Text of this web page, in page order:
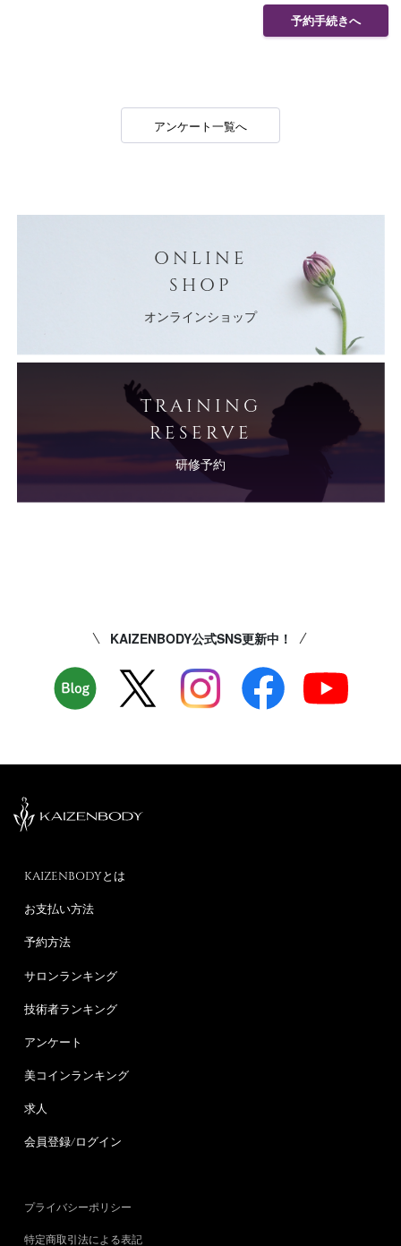
予約手続きへ
アンケート一覧へ
ONLINE
SHOP
オンラインショップ
TRAINING
RESERVE
研修予約
KAIZENBODY公式SNS更新中！
KAIZENBODYとは
お支払い方法
予約方法
サロンランキング
技術者ランキング
アンケート
美コインランキング
求人
会員登録/ログイン
プライバシーポリシー
特定商取引法による表記